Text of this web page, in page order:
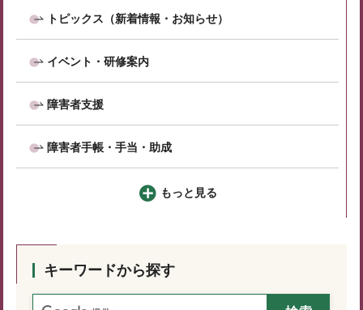
トピックス（新着情報・お知らせ）
イベント・研修案内
障害者支援
障害者手帳・手当・助成
もっと見る
キーワードから探す